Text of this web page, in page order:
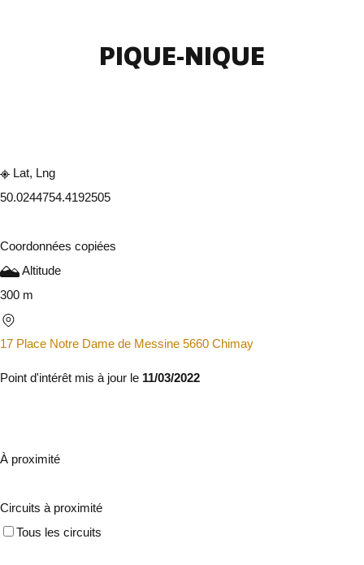
PIQUE-NIQUE
Lat, Lng
50.0244754.4192505
Coordonnées copiées
Altitude
300 m
17 Place Notre Dame de Messine 5660 Chimay
Point d'intérêt mis à jour le 11/03/2022
À proximité
Circuits à proximité
Tous les circuits